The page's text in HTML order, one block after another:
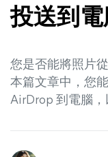
投送到電
您是否能將照片
本篇文章中，您
AirDrop 到電腦，